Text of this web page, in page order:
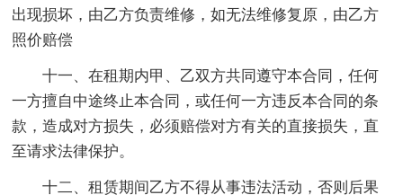
出现损坏，由乙方负责维修，如无法维修复原，由乙方
照价赔偿
十一、在租期内甲、乙双方共同遵守本合同，任何
一方擅自中途终止本合同，或任何一方违反本合同的条
款，造成对方损失，必须赔偿对方有关的直接损失，直
至请求法律保护。
十二、租赁期间乙方不得从事违法活动，否则后果